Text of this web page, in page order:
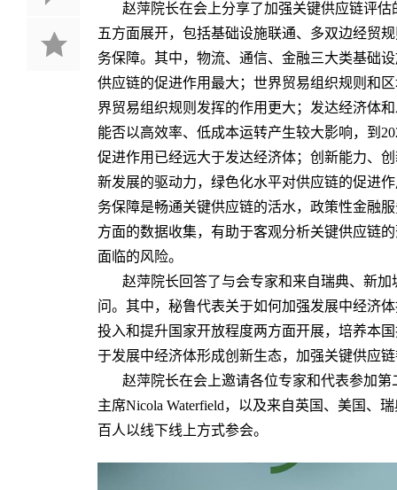
赵萍院长在会上分享了加强关键供应链评
五方面展开，包括基础设施联通、多双边经贸
务保障。其中，物流、通信、金融三大类基础
供应链的促进作用最大；世界贸易组织规则和
界贸易组织规则发挥的作用更大；发达经济体
能否以高效率、低成本运转产生较大影响，到
促进作用已经远大于发达经济体；创新能力、
新发展的驱动力，绿色化水平对供应链的促进
务保障是畅通关键供应链的活水，政策性金融
方面的数据收集，有助于客观分析关键供应链
面临的风险。
赵萍院长回答了与会专家和来自瑞典、新
问。其中，秘鲁代表关于如何加强发展中经济
投入和提升国家开放程度两方面开展，培养本
于发展中经济体形成创新生态，加强关键供应
赵萍院长在会上邀请各位专家和代表参加
主席Nicola Waterfield，以及来自英国、美国、
百人以线下线上方式参会。